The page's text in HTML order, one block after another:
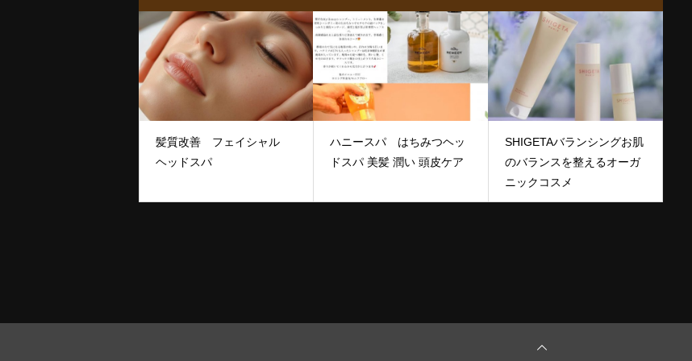
髪質改善 フェイシャル
ヘッドスパ
ハニースパ はちみつヘッ
ドスパ 美髪 潤い 頭皮ケア
SHIGETAバランシングお肌
のバランスを整えるオーガ
ニックコスメ